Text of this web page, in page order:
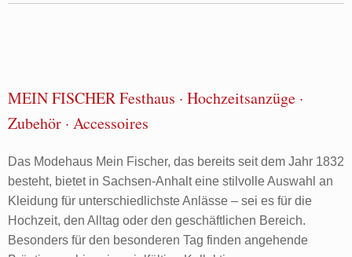
MEIN FISCHER Festhaus · Hochzeitsanzüge ·
Zubehör · Accessoires
Das Modehaus Mein Fischer, das bereits seit dem Jahr 1832
besteht, bietet in Sachsen-Anhalt eine stilvolle Auswahl an
Kleidung für unterschiedlichste Anlässe – sei es für die
Hochzeit, den Alltag oder den geschäftlichen Bereich.
Besonders für den besonderen Tag finden angehende